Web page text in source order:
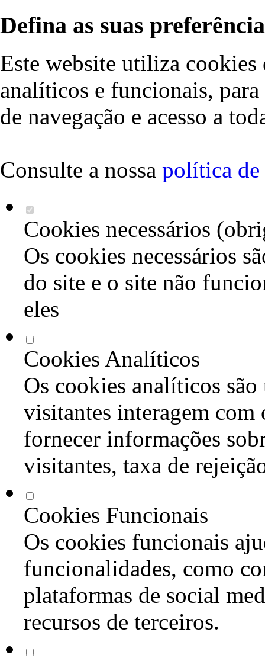
Defina as suas
Este website utiliza cookies
analíticos e funcionais,
de navegação e acesso a
Consulte a nossa política de
Cookies necessários
Os cookies necessários
do site e o site não
eles
Cookies Analíticos
Os cookies analíticos são
visitantes interagem com
fornecer informações
visitantes, taxa de
Cookies Funcionais
Os cookies funcionais
funcionalidades, como
plataformas de social
recursos de terceiros.